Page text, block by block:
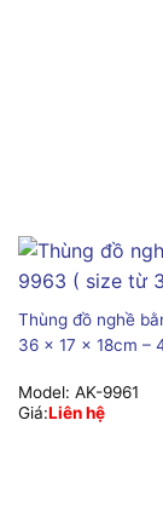
Thùng đồ nghề
36 x 17 x 18cm –
Model: AK-9961
Giá:Liên hệ